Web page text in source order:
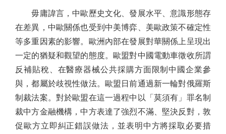
毋庸諱言，中歐歷史文化、發展水平、意識形態存
在差異，中歐關係也受到中美博弈、美歐政策不確定性
等多重因素的影響。歐洲內部在發展對華關係上呈現出
一定的猶疑和觀望的態度。歐盟對中國電動車徵收所謂
反補貼稅、在醫療器械公共採購方面限制中國企業參
與，都屬於歧視性做法。歐盟日前通過新一輪對俄羅斯
制裁法案。對於歐盟在這一過程中以「莫須有」罪名制
裁中方金融機構，中方表達了強烈不滿、堅決反對，敦
促歐方立即糾正錯誤做法，並表明中方將採取必要措